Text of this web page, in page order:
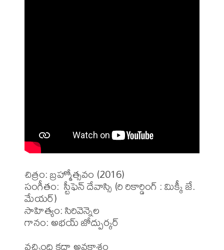
చిత్రం: బ్రహ్మోత్సవం (2016)
సంగీతం:  స్టీఫెన్ దేవాస్సి (రి రికార్డింగ్ : మిక్కీ జే.
మేయర్)
సాహిత్యం: సిరివెన్నెల
గానం: అభయ్ జోద్పుర్కర్